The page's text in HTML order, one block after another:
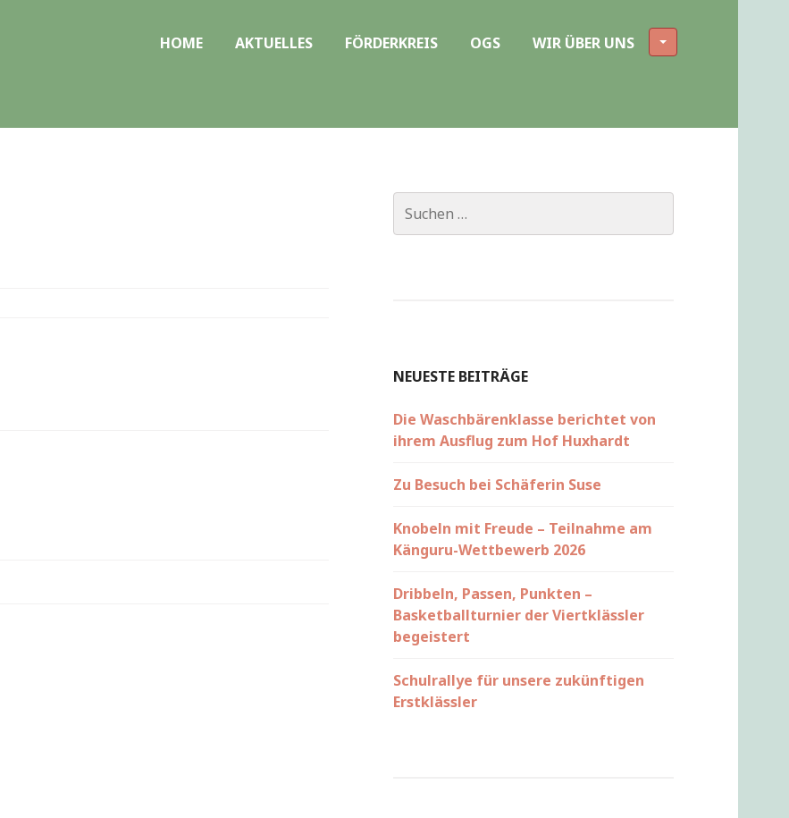
HOME AKTUELLES FÖRDERKREIS OGS WIR ÜBER UNS
nach:
NEUESTE BEITRÄGE
Die Waschbärenklasse berichtet von
ihrem Ausflug zum Hof Huxhardt
Zu Besuch bei Schäferin Suse
Knobeln mit Freude – Teilnahme am
Känguru-Wettbewerb 2026
Dribbeln, Passen, Punkten –
Basketballturnier der Viertklässler
begeistert
Schulrallye für unsere zukünftigen
Erstklässler